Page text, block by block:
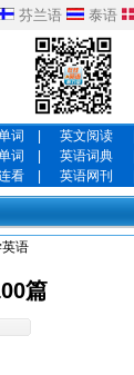
芬兰语 泰语
词 英文阅读
词 英语词典
看 英语网刊
语
篇